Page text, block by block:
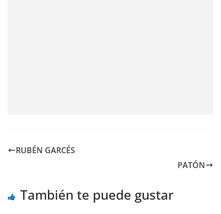
RUBÉN GARCÉS
PATÓN
También te puede gustar